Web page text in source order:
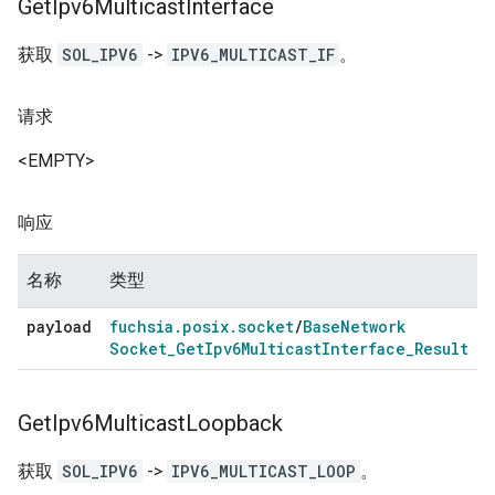
Get Ipv6Multicast Interface
获取 SOL_IPV6 -> IPV6_MULTICAST_IF 。
请求
<EMPTY>
响应
名称 类型
payload fuchsia . posix.socket/BaseNetwork
Socket_GetIpv6MulticastInterface_Result
GetIpv6MulticastLoopback
获取 SOL_IPV6 -> IPV6_MULTICAST_LOOP 。